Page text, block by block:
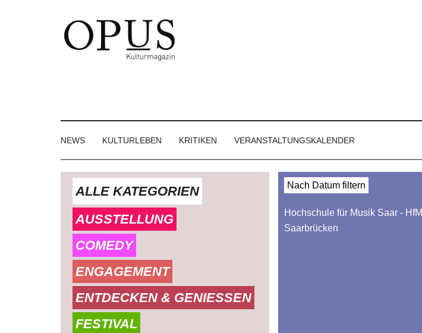
Großregion
NEWS KULTURLEBEN KRITIKEN VERANSTALTUNGSKALENDER
ALLE KATEGORIEN
AUSSTELLUNG
COMEDY
ENGAGEMENT
ENTDECKEN & GENIESSEN
FESTIVAL
Nach Datum filtern
Hochschule für Musik Saar - HfM
Saarbrücken